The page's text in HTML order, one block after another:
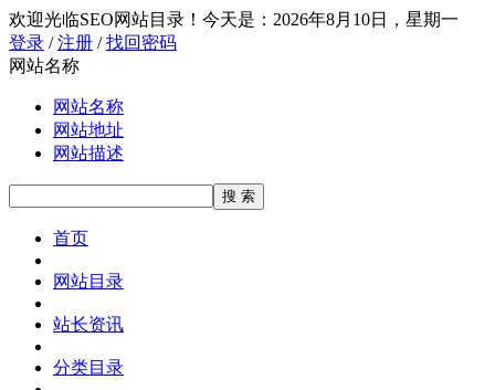
欢迎光临SEO网站目录！ 今天是：2026年8月10日，星期一
登录 /注册 /找回密码
网站名称
网站名称
网站地址
网站描述
首页
网站目录
站长资讯
分类目录